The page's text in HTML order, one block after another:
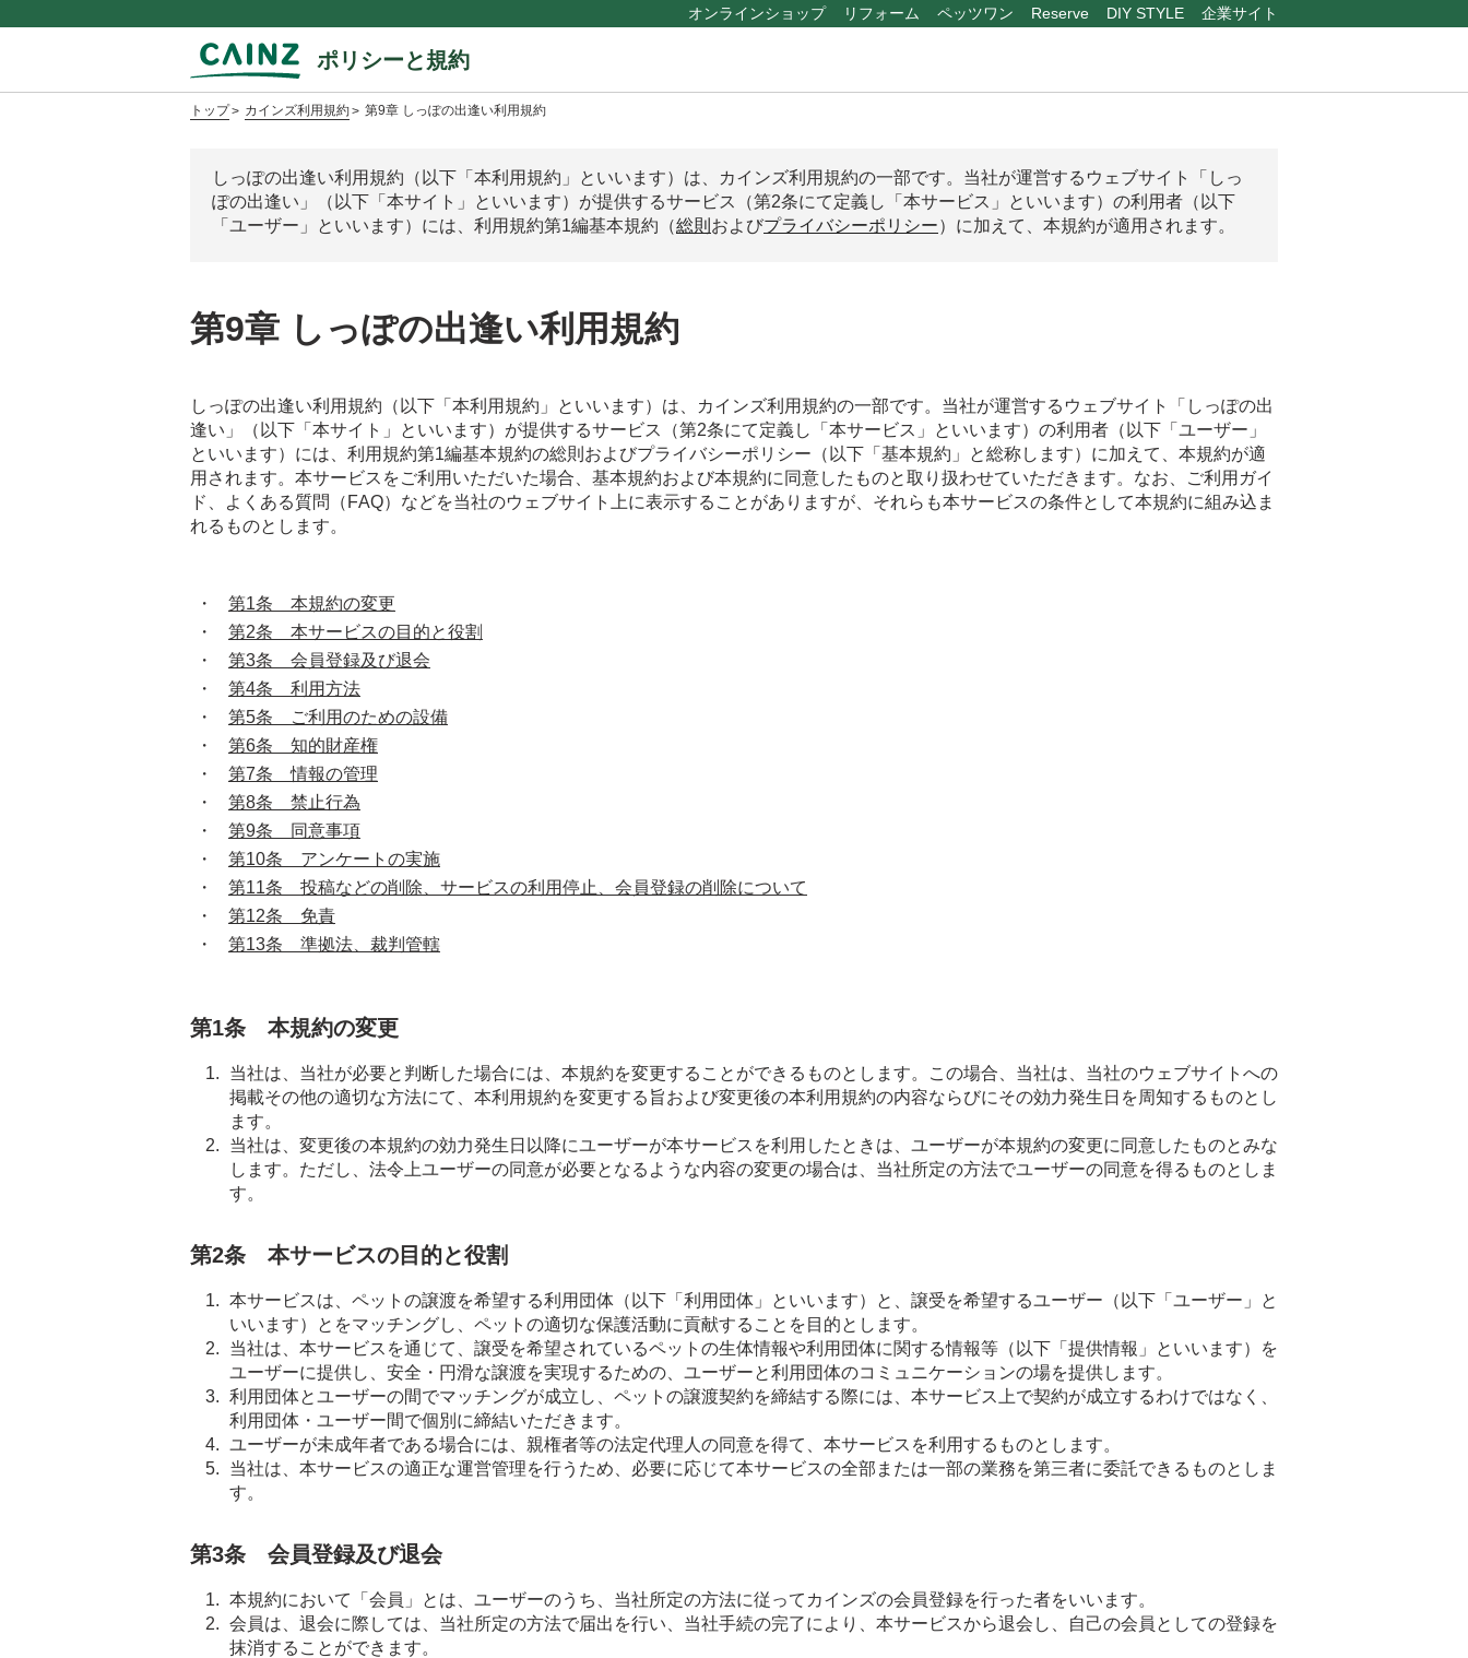
オンラインショップ リフォーム ペッツワン Reserve DIY STYLE 企業サイト
ポリシーと規約
トップ カインズ利用規約 第9章 しっぽの出逢い利用規約
しっぽの出逢い利用規約（以下「本利用規約」といいます）は、カインズ利用規約の一部です。当社が運営するウェブサイト「しっ
ぽの出逢い」（以下「本サイト」といいます）が提供するサービス（第2条にて定義し「本サービス」といいます）の利用者（以下
「ユーザー」といいます）には、利用規約第1編基本規約（総則 およびプライバシーポリシー）に加えて、本規約が適用されます。
第9章 しっぽの出逢い利用規約
しっぽの出逢い利用規約（以下「本利用規約」といいます）は、カインズ利用規約の一部です。当社が運営するウェブサイト「しっぽの出
逢い」（以下「本サイト」といいます）が提供するサービス（第2条にて定義し「本サービス」といいます）の利用者（以下「ユーザー」
といいます）には、利用規約第1編基本規約の総則およびプライバシーポリシー（以下「基本規約」と総称します）に加えて、本規約が適
用されます。本サービスをご利用いただいた場合、基本規約および本規約に同意したものと取り扱わせていただきます。なお、ご利用ガイ
ド、よくある質問（FAQ）などを当社のウェブサイト上に表示することがありますが、それらも本サービスの条件として本規約に組み込ま
れるものとします。
第1条 本規約の変更
第2条 本サービスの目的と役割
第3条 会員登録及び退会
第4条 利用方法
第5条 ご利用のための設備
第6条 知的財産権
第7条 情報の管理
第8条 禁止行為
第9条 同意事項
第10条 アンケートの実施
第11条 投稿などの削除、サービスの利用停止、会員登録の削除について
第12条 免責
第13条 準拠法、裁判管轄
第1条 本規約の変更
当社は、当社が必要と判断した場合には、本規約を変更することができるものとします。この場合、当社は、当社のウェブサイトへの
掲載その他の適切な方法にて、本利用規約を変更する旨および変更後の本利用規約の内容ならびにその効力発生日を周知するものとし
ます。
当社は、変更後の本規約の効力発生日以降にユーザーが本サービスを利用したときは、ユーザーが本規約の変更に同意したものとみな
します。ただし、法令上ユーザーの同意が必要となるような内容の変更の場合は、当社所定の方法でユーザーの同意を得るものとしま
す。
第2条 本サービスの目的と役割
本サービスは、ペットの譲渡を希望する利用団体（以下「利用団体」といいます）と、譲受を希望するユーザー（以下「ユーザー」と
いいます）とをマッチングし、ペットの適切な保護活動に貢献することを目的とします。
当社は、本サービスを通じて、譲受を希望されているペットの生体情報や利用団体に関する情報等（以下「提供情報」といいます）を
ユーザーに提供し、安全・円滑な譲渡を実現するための、ユーザーと利用団体のコミュニケーションの場を提供します。
利用団体とユーザーの間でマッチングが成立し、ペットの譲渡契約を締結する際には、本サービス上で契約が成立するわけではなく、
利用団体・ユーザー間で個別に締結いただきます。
ユーザーが未成年者である場合には、親権者等の法定代理人の同意を得て、本サービスを利用するものとします。
当社は、本サービスの適正な運営管理を行うため、必要に応じて本サービスの全部または一部の業務を第三者に委託できるものとしま
す。
第3条 会員登録及び退会
本規約において「会員」とは、ユーザーのうち、当社所定の方法に従ってカインズの会員登録を行った者をいいます。
会員は、退会に際しては、当社所定の方法で届出を行い、当社手続の完了により、本サービスから退会し、自己の会員としての登録を
抹消することができます。